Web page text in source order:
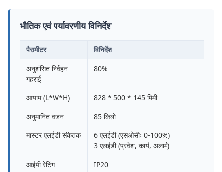
भौतिक एवं पर्यावरणीय विनिर्देश
पैरामीटर
विनिर्देश
अनुशंसित निर्वहन
गहराई
80%
आयाम (L*W*H)
828 * 500 * 145 मिमी
अनुमानित वजन
85 किलो
मास्टर एलईडी संकेतक
6 एलईडी (एसओसीः 0-100%)
3 एलईडी (प्रवेश, कार्य, अलार्म)
आईपी रेटिंग
IP20